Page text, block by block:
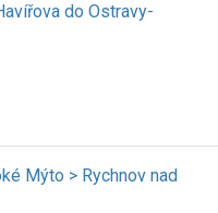
do Ostravy-
Mýto > Rychnov nad